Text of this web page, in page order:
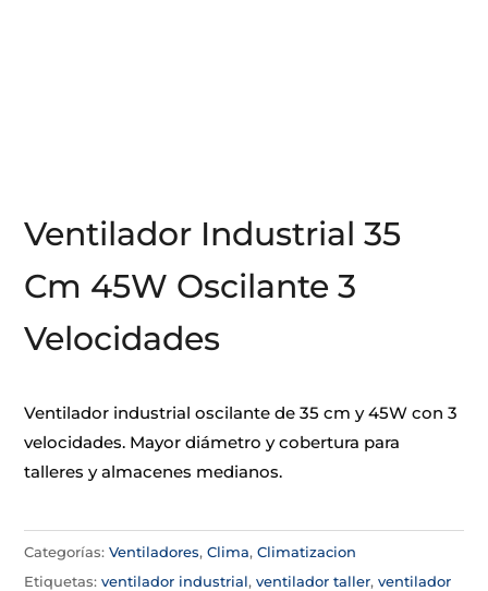
Ventilador Industrial 35
Cm 45W Oscilante 3
Velocidades
Ventilador industrial oscilante de 35 cm y 45W con 3
velocidades. Mayor diámetro y cobertura para
talleres y almacenes medianos.
Categorías:Ventiladores,Clima,Climatizacion
Etiquetas:ventilador industrial,ventilador taller,ventilador